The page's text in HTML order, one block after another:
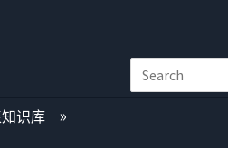
识库